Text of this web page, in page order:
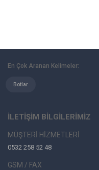
En Çok Aranan Kelimeler:
Botlar
İLETİŞİM BİLGİLERİMİZ
MÜŞTERİ HİZMETLERİ
0532 258 52 48
GSM / FAX